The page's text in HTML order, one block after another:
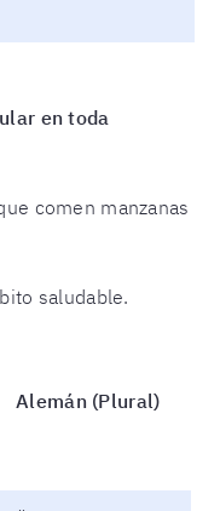
en toda
comen manzanas
saludable.
Alemán (Plural)